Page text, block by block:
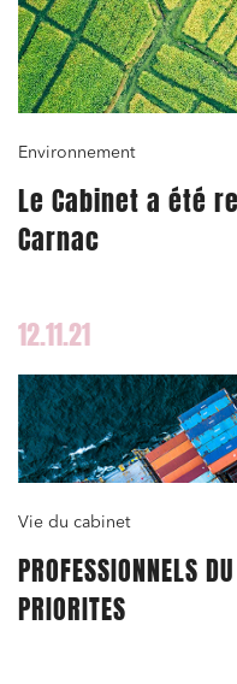
Environnement
Le Cabinet a été
Carnac
12.11.21
Vie du cabinet
PROFESSIONNELS
PRIORITES
Immobilier et
Entreprises du
Établissements
Droit du
Projets
Environnement
Urbanisme et
Banque finance et
Droit des sociétés